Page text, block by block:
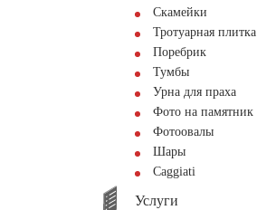
Скамейки
Тротуарная плитка
Поребрик
Тумбы
Урна для праха
Фото на памятник
Фотоовалы
Шары
Сaggiati
Услуги